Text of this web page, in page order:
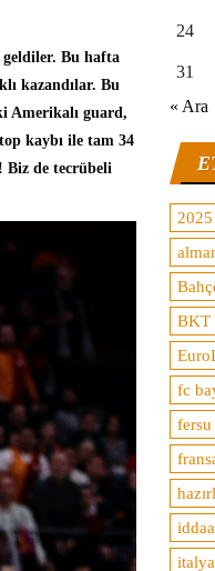
geldiler. Bu hafta
kazandılar. Bu
Amerikalı guard,
kaybı ile tam 34
Biz de tecrübeli
24
31
« Ara
BKT
fc